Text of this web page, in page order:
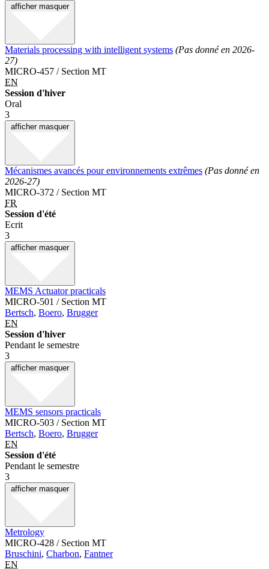
afficher masquer
Materials processing with intelligent systems (Pas donné en 2026-
27)
MICRO-457 / Section MT
EN
Session d'hiver
Oral
3
afficher masquer
Mécanismes avancés pour environnements extrêmes (Pas donné en
2026-27)
MICRO-372 / Section MT
FR
Session d'été
Ecrit
3
afficher masquer
MEMS Actuator practicals
MICRO-501 / Section MT
Bertsch, Boero, Brugger
EN
Session d'hiver
Pendant le semestre
3
afficher masquer
MEMS sensors practicals
MICRO-503 / Section MT
Bertsch, Boero, Brugger
EN
Session d'été
Pendant le semestre
3
afficher masquer
Metrology
MICRO-428 / Section MT
Bruschini, Charbon, Fantner
EN